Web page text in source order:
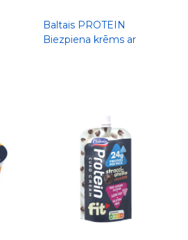
Baltais PROTEIN
Biezpiena krēms ar